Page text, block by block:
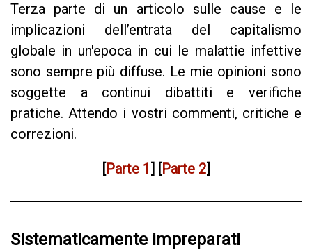
Terza parte di un articolo sulle cause e le
implicazioni dell’entrata del capitalismo
globale in un'epoca in cui le malattie infettive
sono sempre più diffuse. Le mie opinioni sono
soggette a continui dibattiti e verifiche
pratiche. Attendo i vostri commenti, critiche e
correzioni.
Parte 1 Parte 2]
Sistematicamente impreparati